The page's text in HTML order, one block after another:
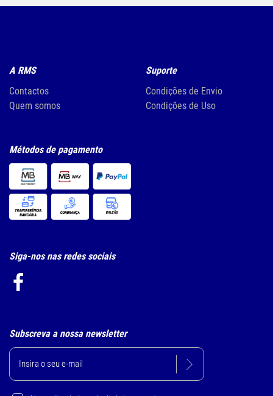
A RMS
Contactos
Quem somos
Suporte
Condições de Envio
Condições de Uso
Métodos de pagamento
Siga-nos nas redes sociais
Subscreva a nossa newsletter